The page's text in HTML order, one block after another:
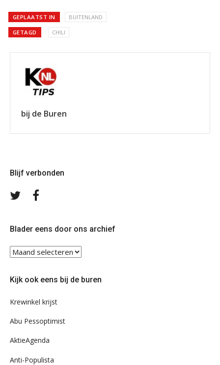
GEPLAATST IN BUITENLAND
GETAGD CHILI
bij de Buren
Blijf verbonden
Volg
Blader eens door ons archief
Blader
eens
ons
Kijk ook eens bij de buren
Krewinkel krijst
Abu Pessoptimist
AktieAgenda
Anti-Populista